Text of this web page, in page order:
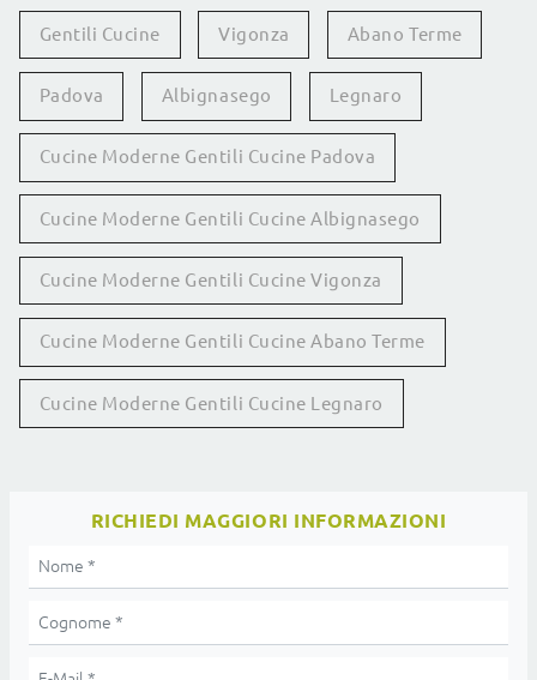
Gentili Cucine Vigonza Abano Terme
Padova Albignasego Legnaro
Cucine Moderne Gentili Cucine Padova
Cucine Moderne Gentili Cucine Albignasego
Cucine Moderne Gentili Cucine Vigonza
Cucine Moderne Gentili Cucine Abano Terme
Cucine Moderne Gentili Cucine Legnaro
RICHIEDI MAGGIORI INFORMAZIONI